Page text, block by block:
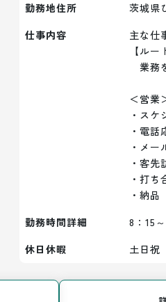
勤務地住所
茨城県
仕事内容
主な仕
【ル
業務
＜営業
・スケ
・電話
・メー
・客先
・打ち
・納品
勤務時間詳細
8：15
休日休暇
土日祝